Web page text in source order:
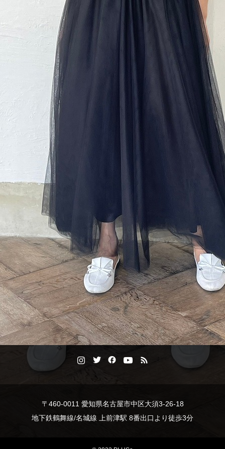
〒460-0011 愛知県名古屋市中区大須3-26-18
地下鉄鶴舞線/名城線 上前津駅 8番出口より徒歩3分